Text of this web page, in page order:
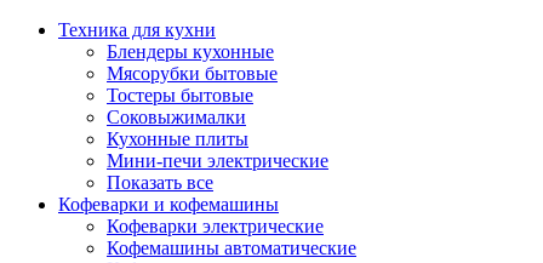
Техника для кухни
Блендеры кухонные
Мясорубки бытовые
Тостеры бытовые
Соковыжималки
Кухонные плиты
Мини-печи электрические
Показать все
Кофеварки и кофемашины
Кофеварки электрические
Кофемашины автоматические